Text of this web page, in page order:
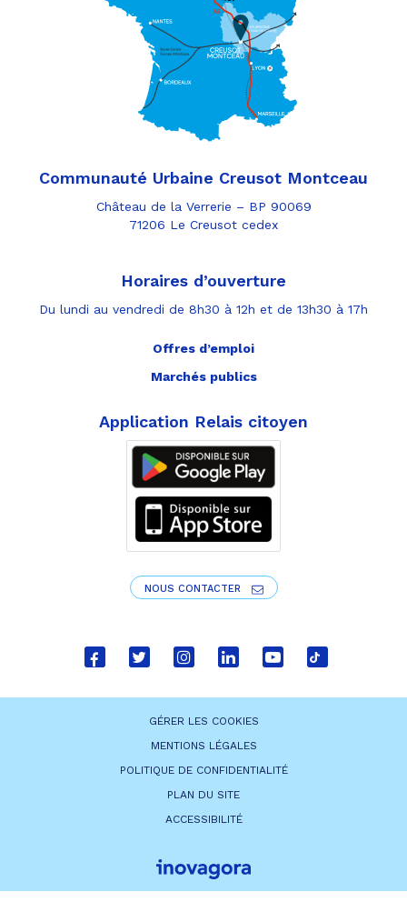
Communauté Urbaine Creusot Montceau
Château de la Verrerie – BP 90069
71206 Le Creusot cedex
Horaires d’ouverture
Du lundi au vendredi de 8h30 à 12h et de 13h30 à 17h
Lien
Facebook
Lien
Twitter
Lien
Instagram
Lien
Linkedin
Lien
Lien
Offres d’emploi
Marchés publics
Application Relais citoyen
NOUS CONTACTER
GÉRER LES COOKIES
MENTIONS LÉGALES
POLITIQUE DE CONFIDENTIALITÉ
PLAN DU SITE
ACCESSIBILITÉ